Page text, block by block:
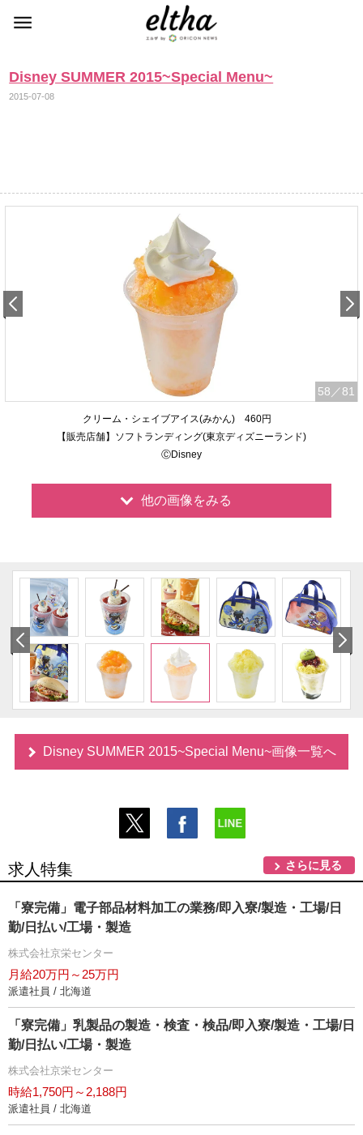
Disney SUMMER 2015~Special Menu~
2015-07-08
58 ／81
クリーム・シェイブアイス(みかん) 460円
【販売店舗】ソフトランディング(東京ディズニーランド)
ⒸDisney
他の画像をみる
Disney SUMMER 2015~Special Menu~画像一覧へ
求人特集 さらに見る
「寮完備」電子部品材料加工の業務/即入寮/製造・工場/日
勤/日払い/工場・製造
株式会社京栄センター
月給20万円～25万円
派遣社員 / 北海道
「寮完備」乳製品の製造・検査・検品/即入寮/製造・工場/日
勤/日払い/工場・製造
株式会社京栄センター
時給1,750円～2,188円
派遣社員 / 北海道